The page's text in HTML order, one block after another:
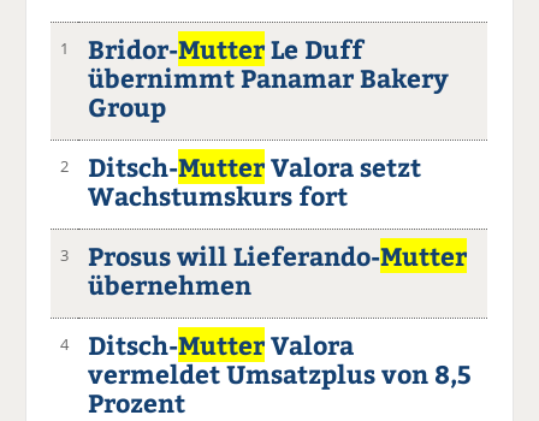
1 Bridor-MutterLe Duff
übernimmt Panamar Bakery
Group
2 Ditsch-MutterValora setzt
Wachstumskurs fort
3 Prosus will Lieferando-Mutter
übernehmen
4 Ditsch-MutterValora
vermeldet Umsatzplus von 8,5
Prozent